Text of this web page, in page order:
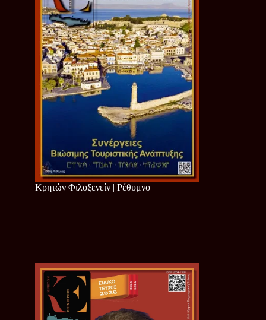
Κρητών Φιλοξενείν | Ρέθυμνο